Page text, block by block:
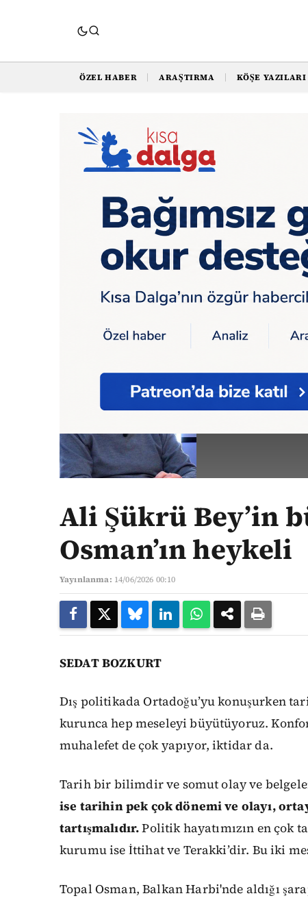
ÖZEL HABER ARAŞTIRMA KÖŞE YAZILARI
SEDAT
Ali Şükrü Bey’in
Osman’ın heykeli
Yayınlanma: 14/06/2026 00:10
SEDAT BOZKURT
Dış politikada Ortadoğu’yu konuşurken
kurunca hep meseleyi büyütüyoruz.
muhalefet de çok yapıyor, iktidar da.
Tarih bir bilimdir ve somut olay ve
ise tarihin pek çok dönemi ve olayı,
tartışmalıdır.Politik hayatımızın en çok
kurumu ise İttihat ve Terakki’dir. Bu iki
Topal Osman, Balkan Harbi'nde aldığı